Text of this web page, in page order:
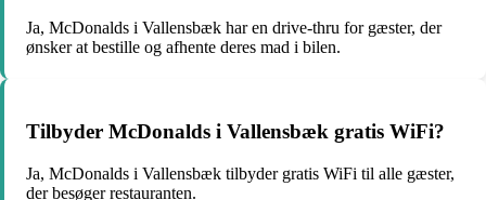
Ja, McDonalds i Vallensbæk har en drive-thru for gæster, der
ønsker at bestille og afhente deres mad i bilen.
Tilbyder McDonalds i Vallensbæk gratis WiFi?
Ja, McDonalds i Vallensbæk tilbyder gratis WiFi til alle gæster,
der besøger restauranten.